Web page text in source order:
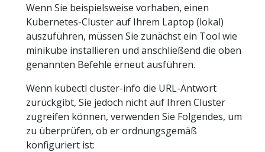
Wenn Sie beispielsweise vorhaben, einen
Kubernetes-Cluster auf Ihrem Laptop (lokal)
auszuführen, müssen Sie zunächst ein Tool wie
minikube installieren und anschließend die oben
genannten Befehle erneut ausführen.
Wenn kubectl cluster-info die URL-Antwort
zurückgibt, Sie jedoch nicht auf Ihren Cluster
zugreifen können, verwenden Sie Folgendes, um
zu überprüfen, ob er ordnungsgemäß
konfiguriert ist: